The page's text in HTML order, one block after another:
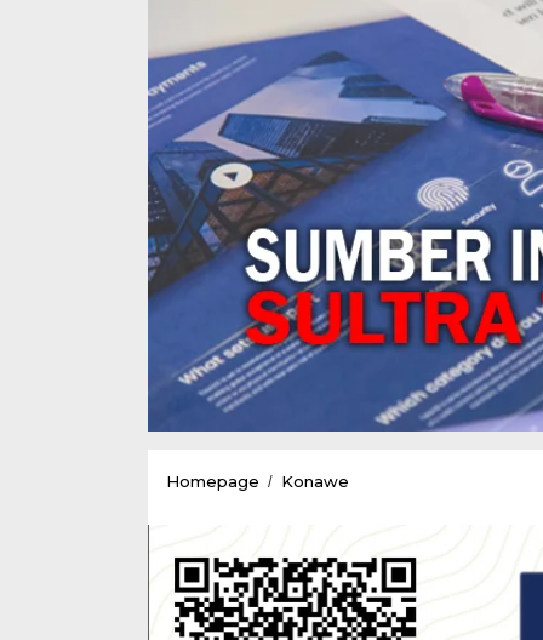
Homepage / Konawe
Terkait
Rencana
Penolakan
Rekrutmen